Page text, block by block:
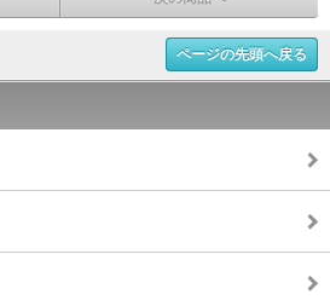
ページの先頭へ戻る